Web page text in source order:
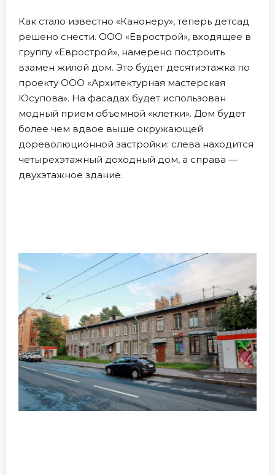
Как стало известно «Канонеру», теперь детсад
решено снести. ООО «Еврострой», входящее в
группу «Еврострой», намерено построить
взамен жилой дом. Это будет десятиэтажка по
проекту ООО «Архитектурная мастерская
Юсупова». На фасадах будет использован
модный прием объемной «клетки». Дом будет
более чем вдвое выше окружающей
дореволюционной застройки: слева находится
четырехэтажный доходный дом, а справа —
двухэтажное здание.